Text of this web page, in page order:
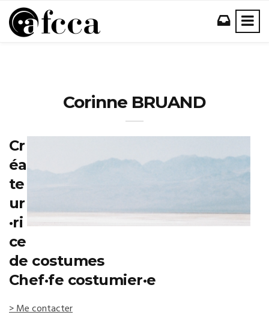
Corinne BRUAND
Cr
éa
te
ur
·ri
ce
de costumes
Chef·fe costumier·e
> Me contacter